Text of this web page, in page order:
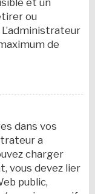
et un
ou
de
dans vos
a
charger
vous devez lier
public,